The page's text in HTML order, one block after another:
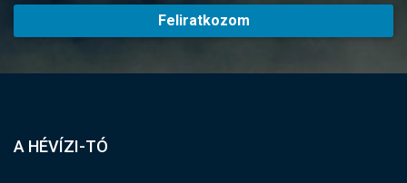
Feliratkozom
A HÉVÍZI-TÓ